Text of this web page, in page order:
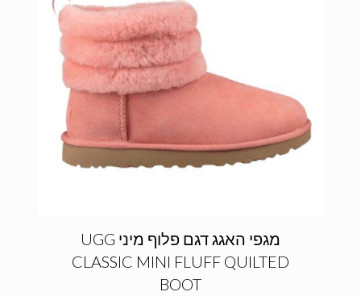
מגפי האגג דגם פלוף מיני UGG
CLASSIC MINI FLUFF QUILTED
BOOT